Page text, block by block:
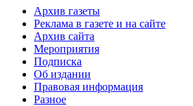
Архив газеты
Реклама в газете и на сайте
Архив сайта
Мероприятия
Подписка
Об издании
Правовая информация
Разное